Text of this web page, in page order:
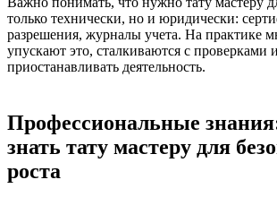
только технически, но и юридически:
разрешения, журналы учета. На практике
упускают это, сталкиваются с
приостанавливать деятельность.
Профессиональные
знать тату мастеру для
роста